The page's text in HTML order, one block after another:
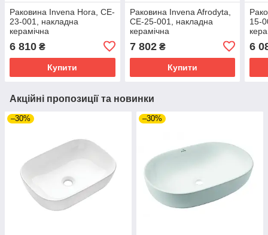
Раковина Invena Hora, CE-
23-001, накладна
керамічна
6 810 ₴
Купити
Раковина Invena Afrodyta,
CE-25-001, накладна
керамічна
7 802₴
Купити
15-
6
Акційні пропозиції та новинки
–30% –30%